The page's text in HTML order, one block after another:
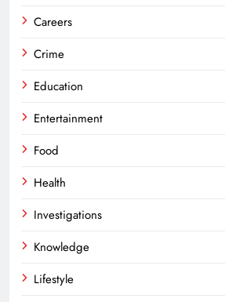
Careers
Crime
Education
Entertainment
Food
Health
Investigations
Knowledge
Lifestyle